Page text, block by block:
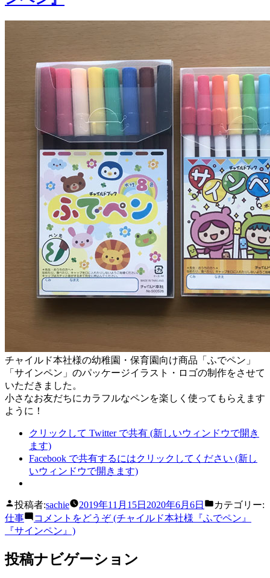
チャイルド本社様の幼稚園・保育園向け商品「ふでペン」
「サインペン」のパッケージイラスト・ロゴの制作をさせて
いただきました。
小さなお友だちにカラフルなペンを楽しく使ってもらえます
ように！
クリックして Twitter で共有 (新しいウィンドウで開き
ます)
Facebook で共有するにはクリックしてください (新し
いウィンドウで開きます)
投稿者:sachie 2019年11月15日 2020年6月6日
カテゴリー:
仕事
コメントをどうぞ(チャイルド本社様『ふでペン』
『サインペン』)
投稿ナビゲーション